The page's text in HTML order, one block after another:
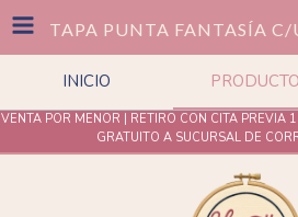
TAPA PUNTA FANTASÍA C/
INICIO
VENTA POR MENOR | RETIRO CON CITA
GRATUITO A SUCURSAL DE